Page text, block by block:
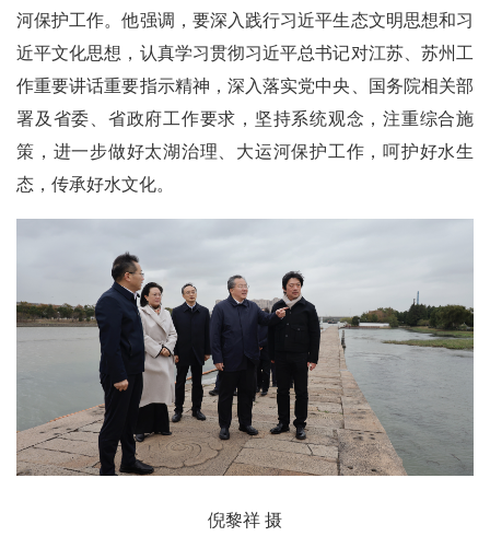
河保护工作。他强调，要深入践行习近平生态文明思想和习
近平文化思想，认真学习贯彻习近平总书记对江苏、苏州工
作重要讲话重要指示精神，深入落实党中央、国务院相关部
署及省委、省政府工作要求，坚持系统观念，注重综合施
策，进一步做好太湖治理、大运河保护工作，呵护好水生
态，传承好水文化。
倪黎祥 摄